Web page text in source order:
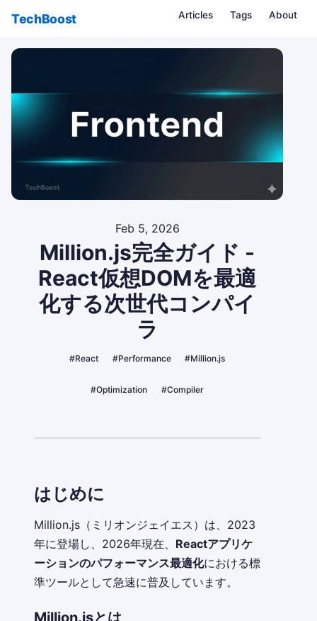
TechBoost Articles Tags About
Feb 5, 2026
Million.js完全ガイド -
React仮想DOMを最適
化する次世代コンパイ
ラ
#React #Performance #Million.js
#Optimization #Compiler
はじめに
Million.js（ミリオンジェイエス）は、2023
年に登場し、2026年現在、 Reactアプリケ
ーションのパフォーマンス最適化における標
準ツールとして急速に普及しています。